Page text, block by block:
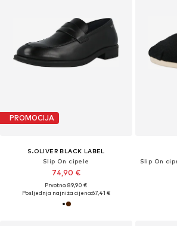
PROMOCIJA
S.OLIVER BLACK LABEL
Slip On cipele
74,90 €
Prvotno: 89,90 €
Posljednja najniža cijena:67,41 €